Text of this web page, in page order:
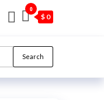
0
$ 0
Search